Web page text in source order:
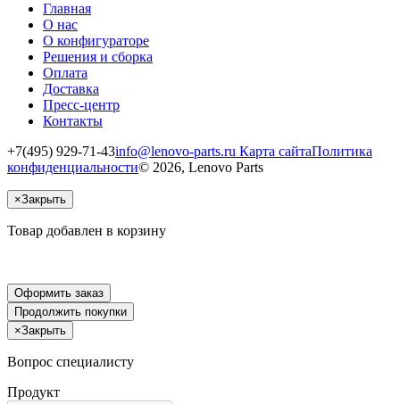
Главная
О нас
О конфигураторе
Решения и сборка
Оплата
Доставка
Пресс-центр
Контакты
+7(495) 929-71-43info@lenovo-parts.ru Карта сайтаПолитика
конфиденциальности© 2026, Lenovo Parts
×Закрыть
Товар добавлен в корзину
Оформить заказ
Продолжить покупки
×Закрыть
Вопрос специалисту
Продукт